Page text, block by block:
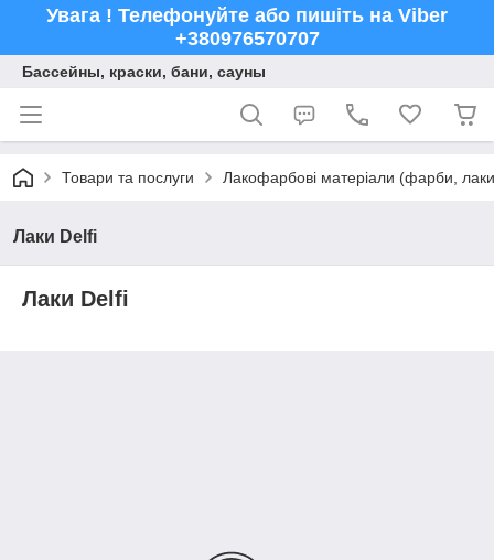
Увага ! Телефонуйте або пишіть на Viber
+380976570707
Бассейны, краски, бани, сауны
Товари та послуги Лакофарбові матеріали (фарби,
Лаки Delfi
Лаки Delfi